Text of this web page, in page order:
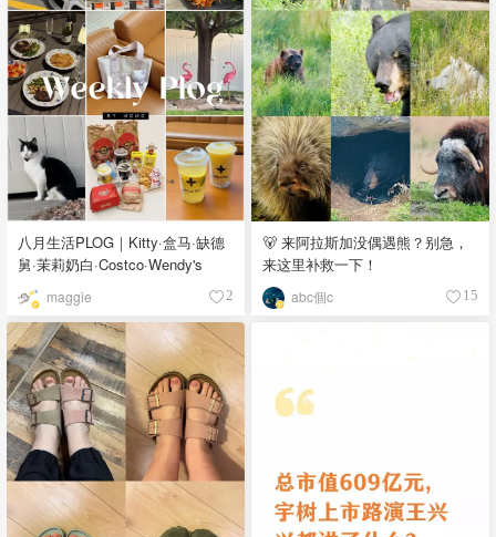
八月生活PLOG｜Kitty·盒马·缺德
舅·茉莉奶白·Costco·Wendy's
maggie 2
🐻 来阿拉斯加没偶遇熊？别急，
来这里补救一下！
abc個c 15